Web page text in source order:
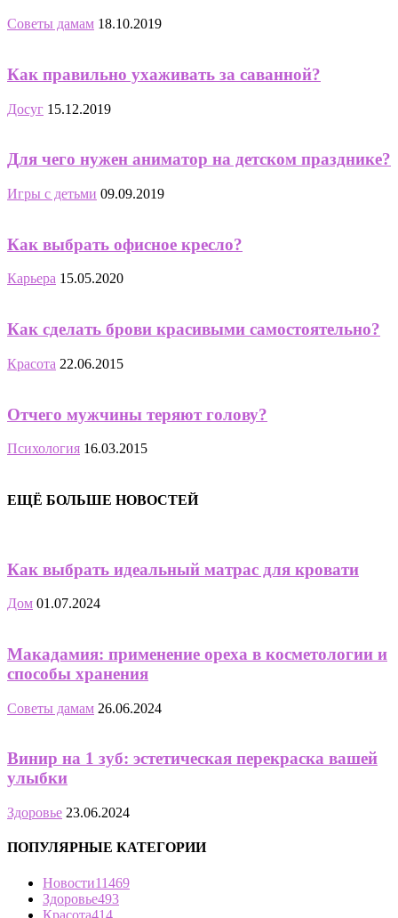
Советы дамам 18.10.2019
Как правильно ухаживать за саванной?
Досуг 15.12.2019
Для чего нужен аниматор на детском празднике?
Игры с детьми 09.09.2019
Как выбрать офисное кресло?
Карьера 15.05.2020
Как сделать брови красивыми самостоятельно?
Красота 22.06.2015
Отчего мужчины теряют голову?
Психология 16.03.2015
ЕЩЁ БОЛЬШЕ НОВОСТЕЙ
Как выбрать идеальный матрас для кровати
Дом 01.07.2024
Макадамия: применение ореха в косметологии и
способы хранения
Советы дамам 26.06.2024
Винир на 1 зуб: эстетическая перекраска вашей
улыбки
Здоровье 23.06.2024
ПОПУЛЯРНЫЕ КАТЕГОРИИ
Новости11469
Здоровье493
Красота414